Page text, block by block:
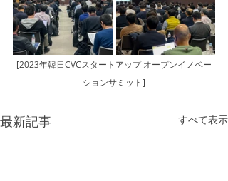
[2023年韓日CVCスタートアップ オープンイノベー
ションサミット]
最新記事 すべて表示